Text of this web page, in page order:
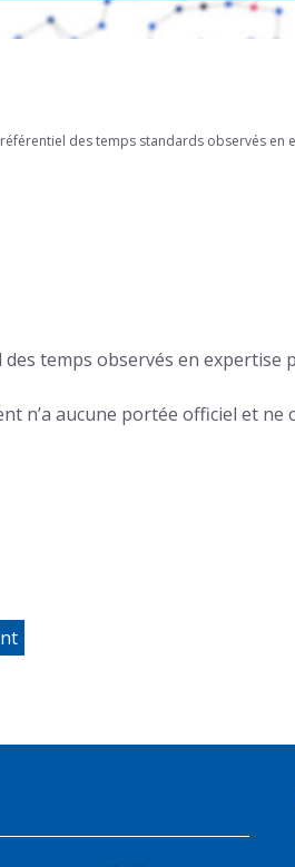
référentiel des temps standards observés en
temps observés en expertise
n’a aucune portée officiel et